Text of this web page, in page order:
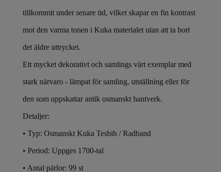
tillkommit under senare tid, vilket skapar en fin kontrast
mot den varma tonen i Kuka materialet utan att ta bort
det äldre uttrycket.
Ett mycket dekorativt och samlings värt exemplar med
stark närvaro - lämpat för samling, utställning eller för
den som uppskattar antik osmanskt hantverk.
Detaljer:
• Typ: Osmanskt Kuka Tesbih / Radband
• Period: Uppges 1700-tal
• Antal pärlor: 99 st